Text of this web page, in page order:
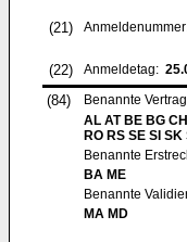
(21)
(22) Anmeldetag:
(84)
Benannte
AL AT BE BG
RO RS SE SI SK
Benannte
BA ME
Benannte
MA MD